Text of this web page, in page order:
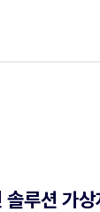
루션 가상